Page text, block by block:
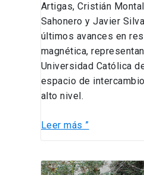
Artigas, Cristián
Sahonero y Javier
últimos avances en
magnética,
Universidad Católica
espacio de
alto nivel.
Leer más ”
Seminario